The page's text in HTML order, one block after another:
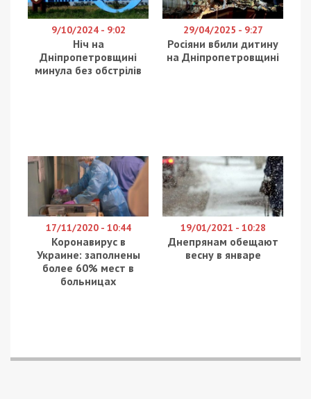
9/10/2024 - 9:02
Ніч на
Дніпропетровщині
минула без обстрілів
29/04/2025 - 9:27
Росіяни вбили дитину
на Дніпропетровщині
17/11/2020 - 10:44
Коронавирус в
Украине: заполнены
более 60% мест в
больницах
19/01/2021 - 10:28
Днепрянам обещают
весну в январе